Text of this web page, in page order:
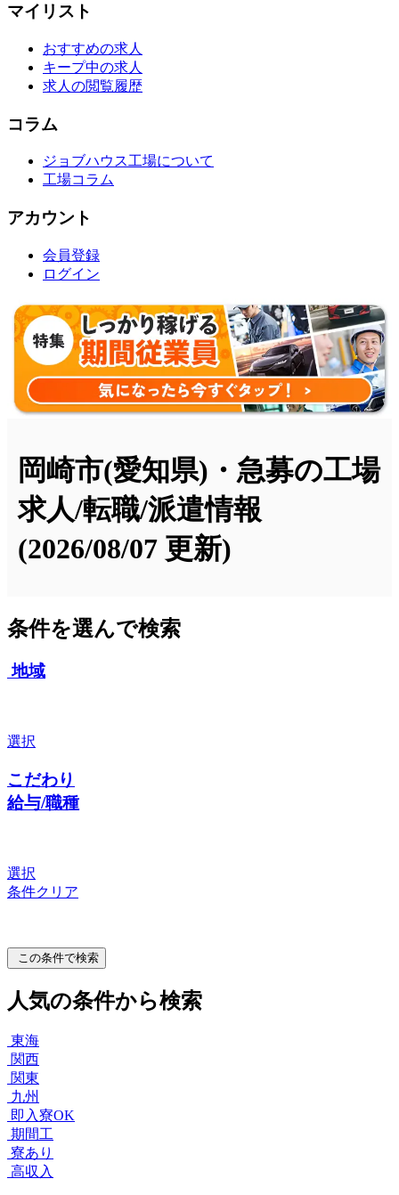
マイリスト
おすすめの求人
キープ中の求人
求人の閲覧履歴
コラム
ジョブハウス工場について
工場コラム
アカウント
会員登録
ログイン
岡崎市(愛知県)・急募の工場
求人/転職/派遣情報
(2026/08/07 更新)
条件を選んで検索
地域
選択
こだわり
給与/職種
選択
条件クリア
この条件で検索
人気の条件から検索
東海
関西
関東
九州
即入寮OK
期間工
寮あり
高収入